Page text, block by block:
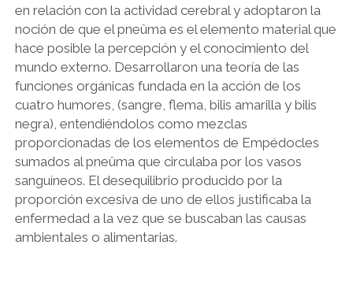
en relación con la actividad cerebral y adoptaron la
noción de que el pneûma es el elemento material que
hace posible la percepción y el conocimiento del
mundo externo. Desarrollaron una teoría de las
funciones orgánicas fundada en la acción de los
cuatro humores, (sangre, flema, bilis amarilla y bilis
negra), entendiéndolos como mezclas
proporcionadas de los elementos de Empédocles
sumados al pneûma que circulaba por los vasos
sanguíneos. El desequilibrio producido por la
proporción excesiva de uno de ellos justificaba la
enfermedad a la vez que se buscaban las causas
ambientales o alimentarias.